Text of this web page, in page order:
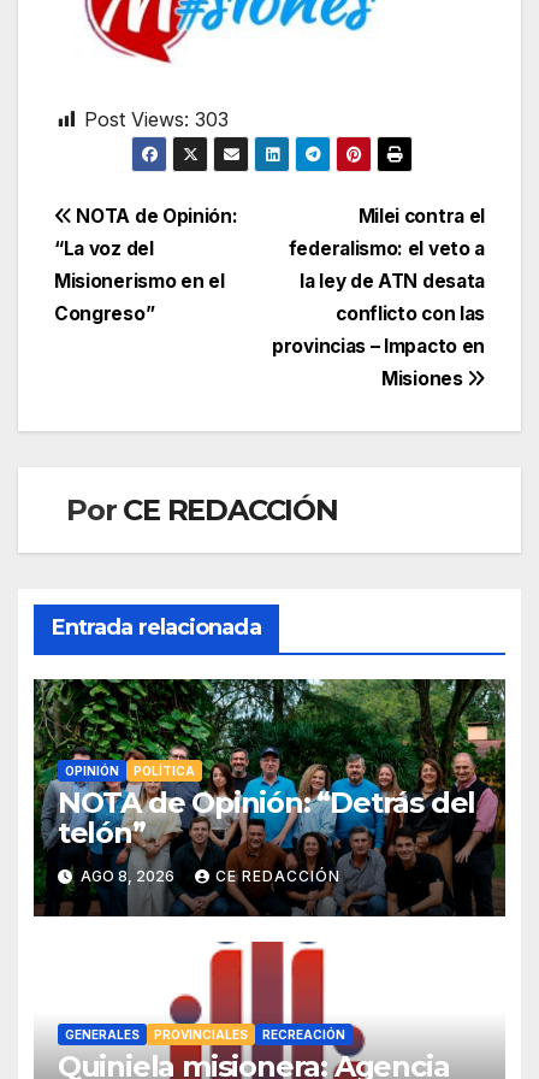
Post Views: 303
Navegación
de
entradas
Milei contra el
federalismo: el veto a
la ley de ATN desata
conflicto con las
provincias – Impacto en
Misiones
NOTA de Opinión:
“La voz del
Misionerismo en el
Congreso”
Por CE REDACCIÓN
Entrada relacionada
OPINIÓN POLÍTICA
NOTA de Opinión: “Detrás del
telón”
AGO 8, 2026 CE REDACCIÓN
GENERALES PROVINCIALES RECREACIÓN
Quiniela misionera: Agencia